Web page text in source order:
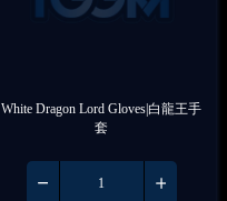
White Dragon Lord Gloves|白龍王手
套